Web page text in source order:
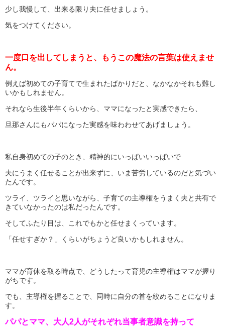
少し我慢して、出来る限り夫に任せましょう。
気をつけてください。
一度口を出してしまうと、もうこの魔法の言葉は使えませ
ん。
例えば初めての子育てで生まれたばかりだと、なかなかそれも難し
いかもしれません。
それなら生後半年くらいから、ママになったと実感できたら、
旦那さんにもパパになった実感を味わわせてあげましょう。
私自身初めての子のとき、精神的にいっぱいいっぱいで
夫にうまく任せることが出来ずに、いま苦労しているのだと気づい
たんです。
ツライ、ツライと思いながら、子育ての主導権をうまく夫と共有で
きていなかったのは私だったんです。
そしてふたり目は、これでもかと任せまくっています。
「任せすぎか？」くらいがちょうど良いかもしれません。
ママが育休を取る時点で、どうしたって育児の主導権はママが握り
がちです。
でも、主導権を握ることで、同時に自分の首を絞めることになりま
す。
パパとママ、大人2人がそれぞれ当事者意識を持って